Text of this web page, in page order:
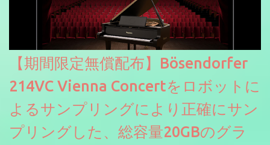
【期間限定無償配布】Bösendorfer
214VC Vienna Concertをロボットに
よるサンプリングにより正確にサン
プリングした、総容量20GBのグラ